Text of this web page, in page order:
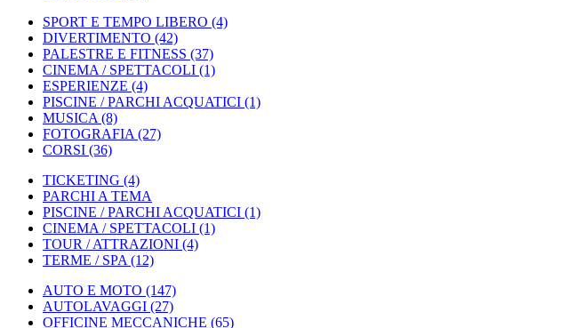
SPORT E TEMPO LIBERO (4)
DIVERTIMENTO (42)
PALESTRE E FITNESS (37)
CINEMA / SPETTACOLI (1)
ESPERIENZE (4)
PISCINE / PARCHI ACQUATICI (1)
MUSICA (8)
FOTOGRAFIA (27)
CORSI (36)
TICKETING (4)
PARCHI A TEMA
PISCINE / PARCHI ACQUATICI (1)
CINEMA / SPETTACOLI (1)
TOUR / ATTRAZIONI (4)
TERME / SPA (12)
AUTO E MOTO (147)
AUTOLAVAGGI (27)
OFFICINE MECCANICHE (65)